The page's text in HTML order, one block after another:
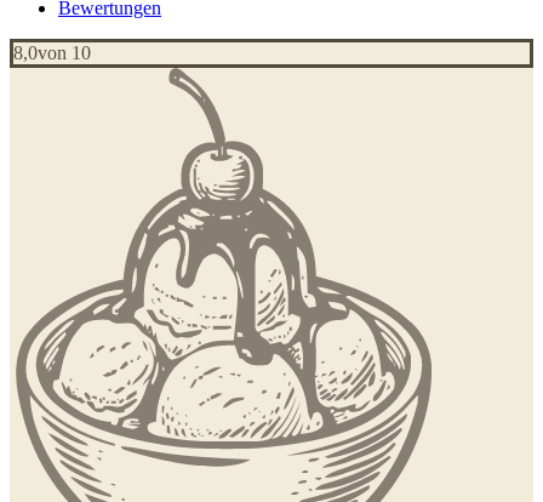
Bewertungen
8,0von 10